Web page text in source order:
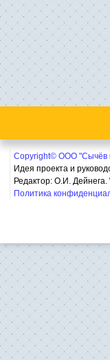
Copyright© ООО "Сычёв
Идея проекта и
Редактор: О.И. Дейнега.
Политика